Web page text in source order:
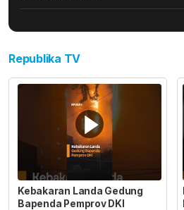
Republika TV
Kebakaran Landa Gedung
Bapenda Pemprov DKI